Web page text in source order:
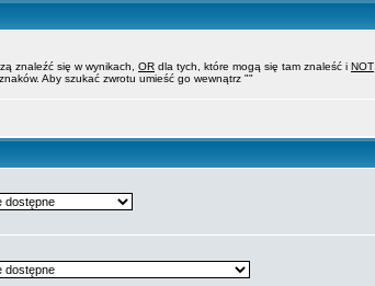
znaleźć się w wynikach, OR dla tych, które mogą się tam znaleść i NOT
Aby szukać zwrotu umieść go wewnątrz ""